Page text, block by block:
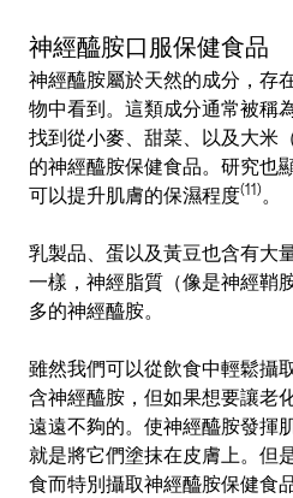
神經醯胺口服保健食品
神經醯胺屬於天然的成分，存
物中看到。這類成分通常被稱
找到從小麥、甜菜、以及大米
的神經醯胺保健食品。研究也
可以提升肌膚的保濕程度(11)。
乳製品、蛋以及黃豆也含有大
一樣，神經脂質（像是神經鞘
多的神經醯胺。
雖然我們可以從飲食中輕鬆攝
含神經醯胺，但如果想要讓老
遠遠不夠的。使神經醯胺發揮
就是將它們塗抹在皮膚上。但
食而特別攝取神經醯胺保健食品